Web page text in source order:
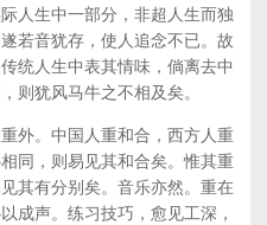
人生中一部分，非超人生而独
若音犹存，使人追念不已。故
统人生中表其情味，倘离去中
则犹风马牛之不相及矣。
。中国人重和合，西方人重
同，则易见其和合矣。惟其重
其有分别矣。音乐亦然。重在
成声。练习技巧，愈见工深，